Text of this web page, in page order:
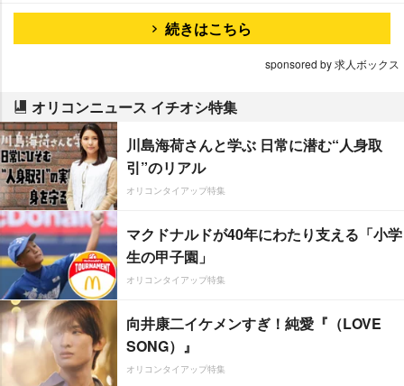
続きはこちら
sponsored by 求人ボックス
オリコンニュース イチオシ特集
川島海荷さんと学ぶ 日常に潜む“人身取
引”のリアル
オリコンタイアップ特集
マクドナルドが40年にわたり支える「小学
生の甲子園」
オリコンタイアップ特集
向井康二イケメンすぎ！純愛『（LOVE
SONG）』
オリコンタイアップ特集